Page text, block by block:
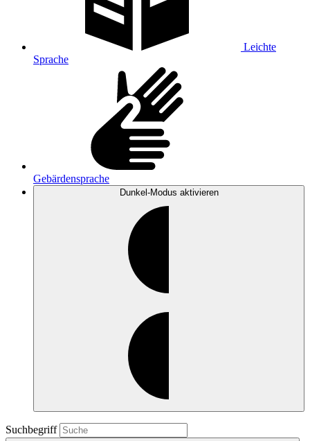
Leichte
Sprache
Gebärdensprache
Dunkel-Modus aktivieren
Suchbegriff